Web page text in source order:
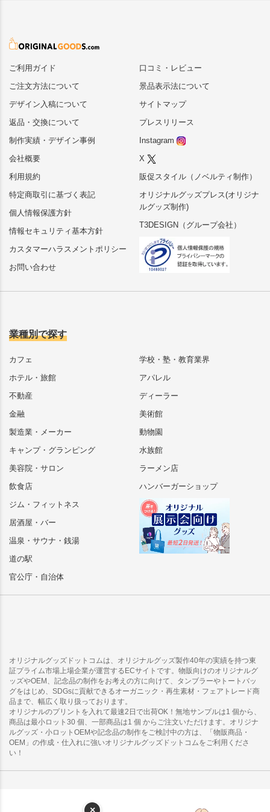
ご利用ガイド
ご注文方法について
デザイン入稿について
返品・交換について
制作実績・デザイン事例
会社概要
利用規約
特定商取引に基づく表記
個人情報保護方針
情報セキュリティ基本方針
カスタマーハラスメントポリシー
お問い合わせ
口コミ・レビュー
景品表示法について
サイトマップ
プレスリリース
Instagram
X
販促スタイル（ノベルティ制作）
オリジナルグッズプレス(オリジナ
ルグッズ制作)
T3DESIGN（グループ会社）
業種別で探す
カフェ
ホテル・旅館
不動産
金融
製造業・メーカー
キャンプ・グランピング
美容院・サロン
飲食店
ジム・フィットネス
居酒屋・バー
温泉・サウナ・銭湯
道の駅
官公庁・自治体
学校・塾・教育業界
アパレル
ディーラー
美術館
動物園
水族館
ラーメン店
ハンバーガーショップ
オリジナルグッズドットコムは、オリジナルグッズ製作40年の実績を持つ東
証プライム市場上場企業が運営するECサイトです。物販向けのオリジナルグ
ッズやOEM、記念品の制作をお考えの方に向けて、タンブラーやトートバッ
グをはじめ、SDGsに貢献できるオーガニック・再生素材・フェアトレード商
品まで、幅広く取り扱っております。
オリジナルのプリントを入れて最速2日で出荷OK！無地サンプルは1 個から、
商品は最小ロット30 個、一部商品は1 個 からご注文いただけます。オリジナ
ルグッズ・小ロットOEMや記念品の制作をご検討中の方は、「物販商品・
OEM」の作成・仕入れに強いオリジナルグッズドットコムをご利用くださ
い！